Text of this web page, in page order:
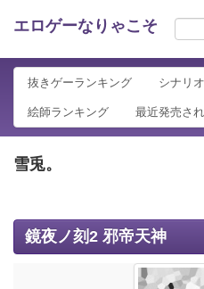
エロゲーなりゃこそ
抜きゲーランキング シナリ
絵師ランキング 最近発売さ
雪兎。
鏡夜ノ刻2 邪帝天神